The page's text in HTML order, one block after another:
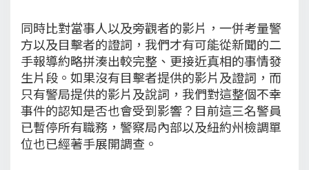
同時比對當事人以及旁觀者的影片，一併考量警
方以及目擊者的證詞，我們才有可能從新聞的二
手報導約略拼湊出較完整、更接近真相的事情發
生片段。如果沒有目擊者提供的影片及證詞，而
只有警局提供的影片及說詞，我們對這整個不幸
事件的認知是否也會受到影響？目前這三名警員
已暫停所有職務，警察局內部以及紐約州檢調單
位也已經著手展開調查。